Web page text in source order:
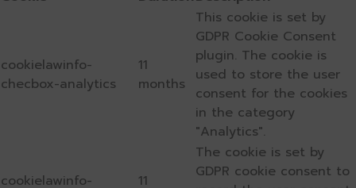
cookielawinfo-
checbox-analytics
11
months
This cookie is set by
GDPR Cookie Consent
plugin. The cookie is
used to store the user
consent for the cookies
in the category
"Analytics".
cookielawinfo-
11
The cookie is set by
GDPR cookie consent to